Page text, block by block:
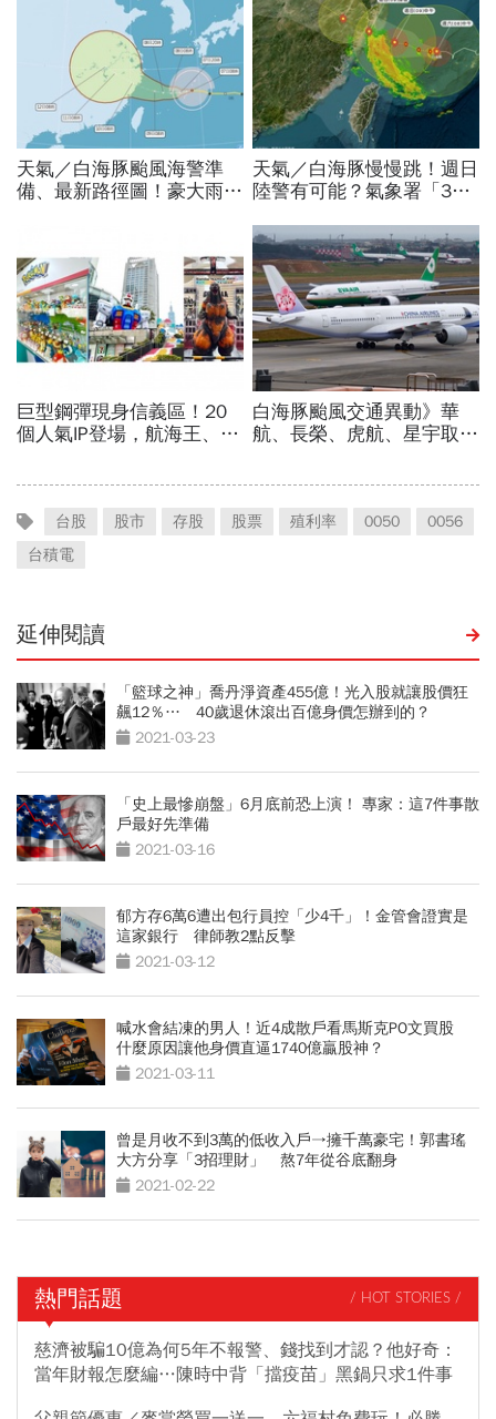
台股 股市 存股 股票 殖利率 0050
0056
台積電
延伸閱讀
「籃球之神」喬丹淨資產455億！光入股就讓股價狂
飆12％… 40歲退休滾出百億身價怎辦到的？
2021-03-23
「史上最慘崩盤」6月底前恐上演！ 專家：這7件事散
戶最好先準備
2021-03-16
郁方存6萬6遭出包行員控「少4千」！金管會證實是
這家銀行 律師教2點反擊
2021-03-12
喊水會結凍的男人！近4成散戶看馬斯克PO文買股
什麼原因讓他身價直逼1740億贏股神？
2021-03-11
曾是月收不到3萬的低收入戶→擁千萬豪宅！郭書瑤
大方分享「3招理財」 熬7年從谷底翻身
2021-02-22
熱門話題 / HOT STORIES /
慈濟被騙10億為何5年不報警、錢找到才認？他好奇：
當年財報怎麼編…陳時中背「擋疫苗」黑鍋只求1件事